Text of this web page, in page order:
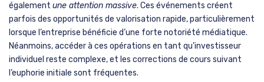
également une attention massive. Ces événements créent
parfois des opportunités de valorisation rapide, particulièrement
lorsque l’entreprise bénéficie d’une forte notoriété médiatique.
Néanmoins, accéder à ces opérations en tant qu’investisseur
individuel reste complexe, et les corrections de cours suivant
l’euphorie initiale sont fréquentes.